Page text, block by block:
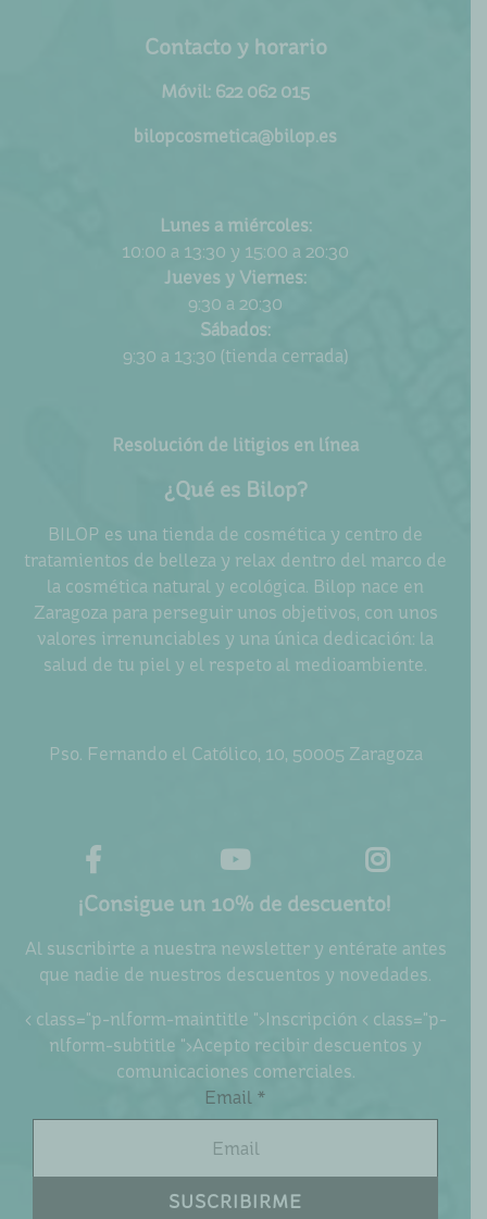
Contacto y horario
Móvil: 622 062 015
bilopcosmetica@bilop.es
Lunes a miércoles:
10:00 a 13:30 y 15:00 a 20:30
Jueves y Viernes:
9:30 a 20:30
Sábados:
9:30 a 13:30 (tienda cerrada)
Resolución de litigios en línea
¿Qué es Bilop?
BILOP es una tienda de cosmética y centro de
tratamientos de belleza y relax dentro del marco de
la cosmética natural y ecológica. Bilop nace en
Zaragoza para perseguir unos objetivos, con unos
valores irrenunciables y una única dedicación: la
salud de tu piel y el respeto al medioambiente.
Pso. Fernando el Católico, 10, 50005 Zaragoza
¡Consigue un 10% de descuento!
Al suscribirte a nuestra newsletter y entérate antes
que nadie de nuestros descuentos y novedades.
< class="p-nlform-maintitle ">Inscripción < class="p-
nlform-subtitle ">Acepto recibir descuentos y
comunicaciones comerciales.
Email *